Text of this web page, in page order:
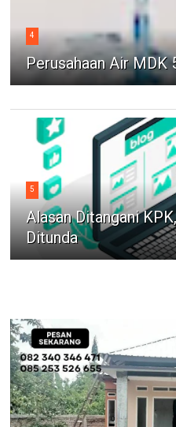
4
Perusahaan Air
5
Alasan Ditangani
Ditunda